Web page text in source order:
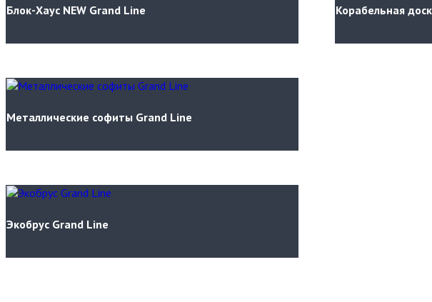
Блок-Хаус NEW Grand Line Корабельная
Металлические софиты Grand Line
Экобрус Grand Line